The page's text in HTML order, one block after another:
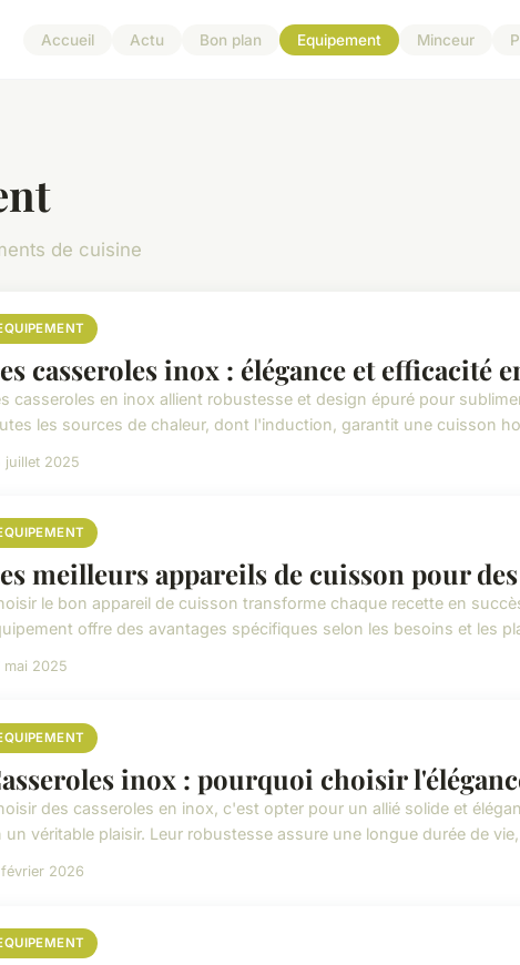
Accueil Actu Bon plan Equipement Minceur
de cuisine
casseroles inox : élégance et efficacité
casseroles en inox allient robustesse et design épuré pour
les sources de chaleur, dont l'induction, garantit une cuisson
juillet 2025
meilleurs appareils de cuisson pour
le bon appareil de cuisson transforme chaque recette en
offre des avantages spécifiques selon les besoins et les
mai 2025
inox : pourquoi choisir
des casseroles en inox, c'est opter pour un allié solide et
un véritable plaisir. Leur robustesse assure une longue durée de
février 2026